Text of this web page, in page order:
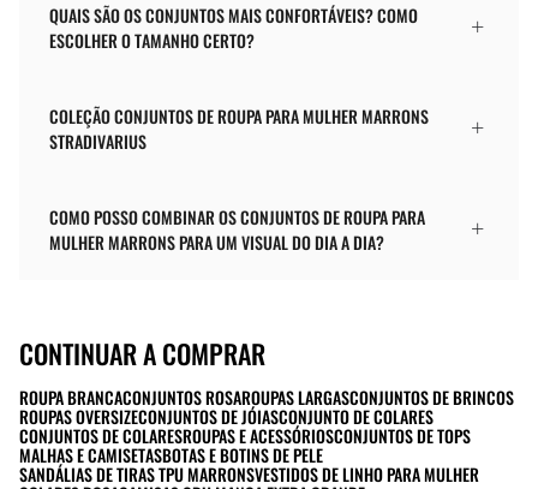
QUAIS SÃO OS CONJUNTOS MAIS CONFORTÁVEIS? COMO
ESCOLHER O TAMANHO CERTO?
COLEÇÃO CONJUNTOS DE ROUPA PARA MULHER MARRONS
STRADIVARIUS
COMO POSSO COMBINAR OS CONJUNTOS DE ROUPA PARA
MULHER MARRONS PARA UM VISUAL DO DIA A DIA?
CONTINUAR A COMPRAR
ROUPA BRANCACONJUNTOS ROSAROUPAS LARGASCONJUNTOS DE BRINCOS
ROUPAS OVERSIZECONJUNTOS DE JÓIASCONJUNTO DE COLARES
CONJUNTOS DE COLARESROUPAS E ACESSÓRIOSCONJUNTOS DE TOPS
MALHAS E CAMISETASBOTAS E BOTINS DE PELE
SANDÁLIAS DE TIRAS TPU MARRONSVESTIDOS DE LINHO PARA MULHER